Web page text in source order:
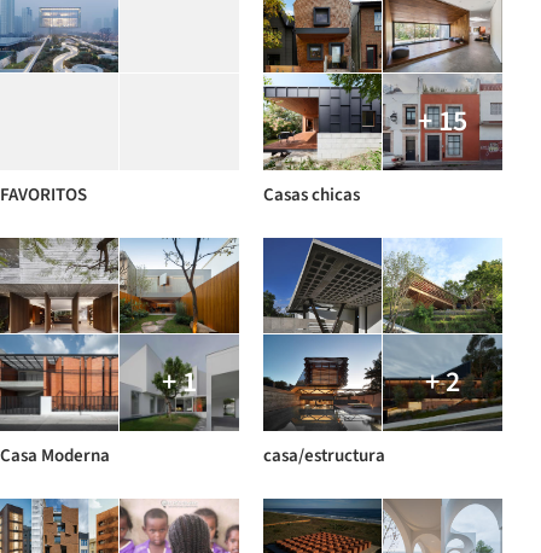
FAVORITOS
+ 15
Casas chicas
+ 1
Casa Moderna
+ 2
casa/estructura